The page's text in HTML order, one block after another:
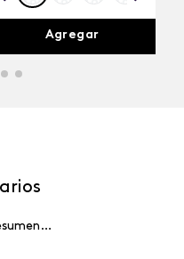
Agregar